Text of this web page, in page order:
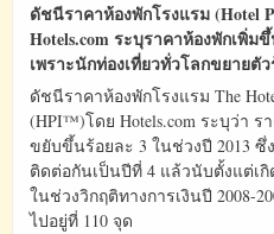
ดัชนีราคาห้องพักโรงแรม (Hotel
Hotels.com ระบุราคาห้องพักเพิ่ม
เพราะนักท่องเที่ยวทั่วโลกขยายตั
ดัชนีราคาห้องพักโรงแรม The
(HPI™)โดย Hotels.com ระบุว่า
ขยับขึ้นร้อยละ 3 ในช่วงปี 2013 ซึ่
ติดต่อกันเป็นปีที่ 4 แล้วนับตั้งแต่เ
ในช่วงวิกฤติทางการเงินปี 2008-
ไปอยู่ที่ 110 จุด